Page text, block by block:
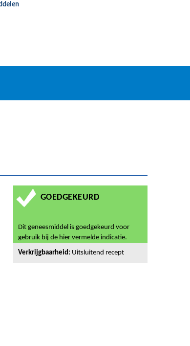
GOEDGEKEURD
Dit geneesmiddel is goedgekeurd voor
gebruik bij de hier vermelde indicatie.
Verkrijgbaarheid: Uitsluitend recept